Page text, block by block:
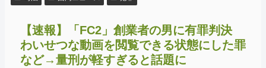
【速報】「FC2」創業者の男に有罪判決
わいせつな動画を閲覧できる状態にした罪
など→量刑が軽すぎると話題に